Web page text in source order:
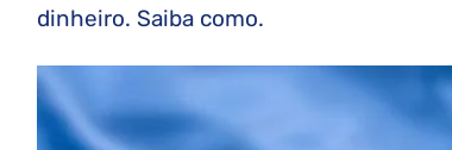
dinheiro. Saiba como.